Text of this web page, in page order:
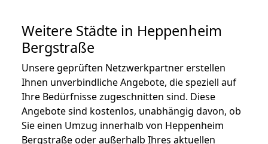
Weitere Städte in Heppenheim
Bergstraße
Unsere geprüften Netzwerkpartner erstellen
Ihnen unverbindliche Angebote, die speziell auf
Ihre Bedürfnisse zugeschnitten sind. Diese
Angebote sind kostenlos, unabhängig davon, ob
Sie einen Umzug innerhalb von Heppenheim
Bergstraße oder außerhalb Ihres aktuellen